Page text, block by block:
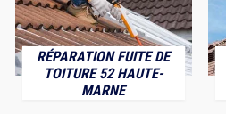
RÉPARATION FUITE DE
TOITURE 52 HAUTE-
MARNE